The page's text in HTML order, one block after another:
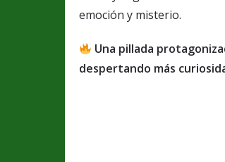
emoción y misterio.
Una pillada
despertando más